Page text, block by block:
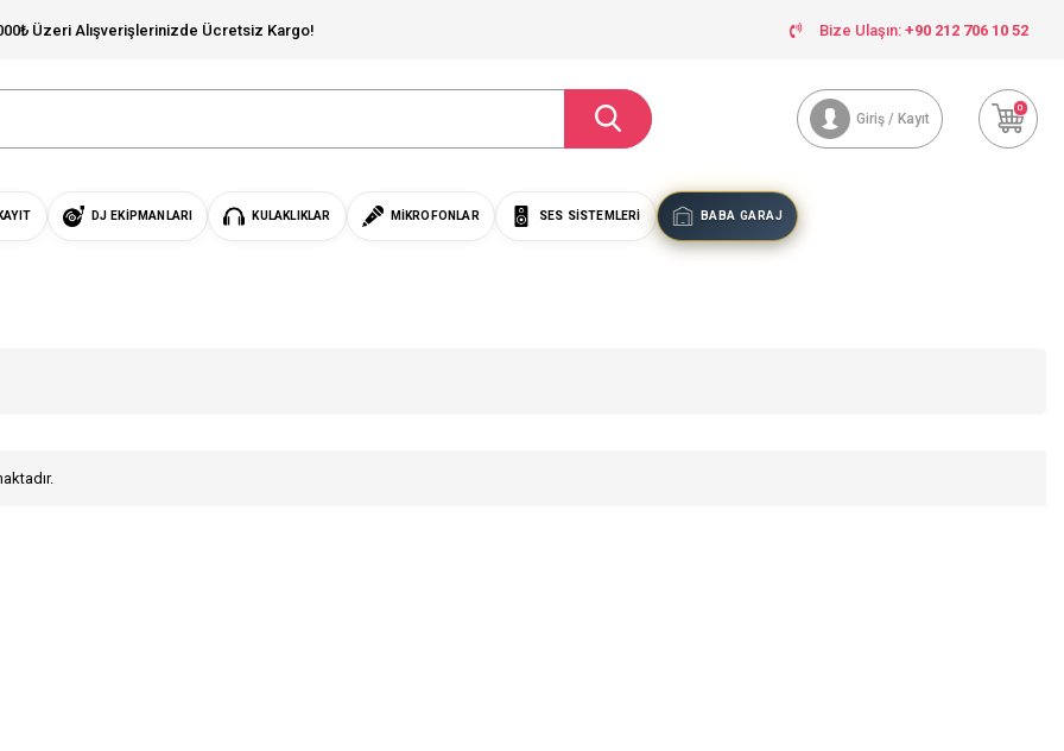
Üzeri Alışverişlerinizde Ücretsiz Kargo! Bize Ulaşın: +90 212 706 10 52
Giriş / Kayıt
0
DJ EKIPMANLARI KULAKLIKLAR MIKROFONLAR SES SISTEMLERI BABA GARAJ